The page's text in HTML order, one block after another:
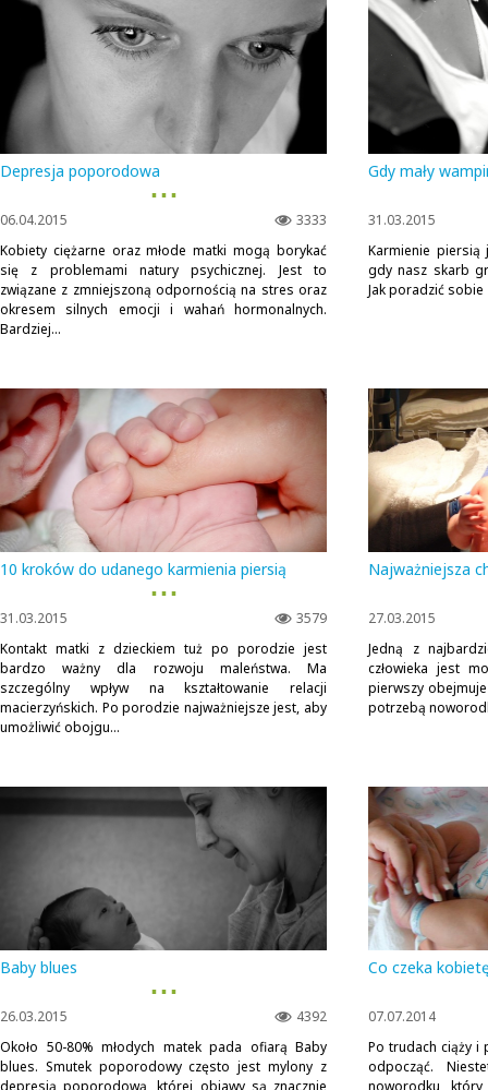
Depresja poporodowa
▪ ▪ ▪
3333
06.04.2015
Kobiety ciężarne oraz młode matki mogą borykać
się z problemami natury psychicznej. Jest to
związane z zmniejszoną odpornością na stres oraz
okresem silnych emocji i wahań hormonalnych.
Bardziej...
Gdy mały
31.03.2015
Karmienie piersią
gdy nasz skarb
Jak poradzić sobie
10 kroków do udanego karmienia piersią
▪ ▪ ▪
3579
31.03.2015
Kontakt matki z dzieckiem tuż po porodzie jest
bardzo ważny dla rozwoju maleństwa. Ma
szczególny wpływ na kształtowanie relacji
macierzyńskich. Po porodzie najważniejsze jest, aby
umożliwić obojgu...
Najważniejsza
27.03.2015
Jedną z
człowieka jest
pierwszy
potrzebą
Baby blues
▪ ▪ ▪
4392
26.03.2015
Około 50-80% młodych matek pada ofiarą Baby
blues. Smutek poporodowy często jest mylony z
depresją poporodową, której objawy są znacznie
Co czeka
07.07.2014
Po trudach ciąży
odpocząć.
noworodku, który